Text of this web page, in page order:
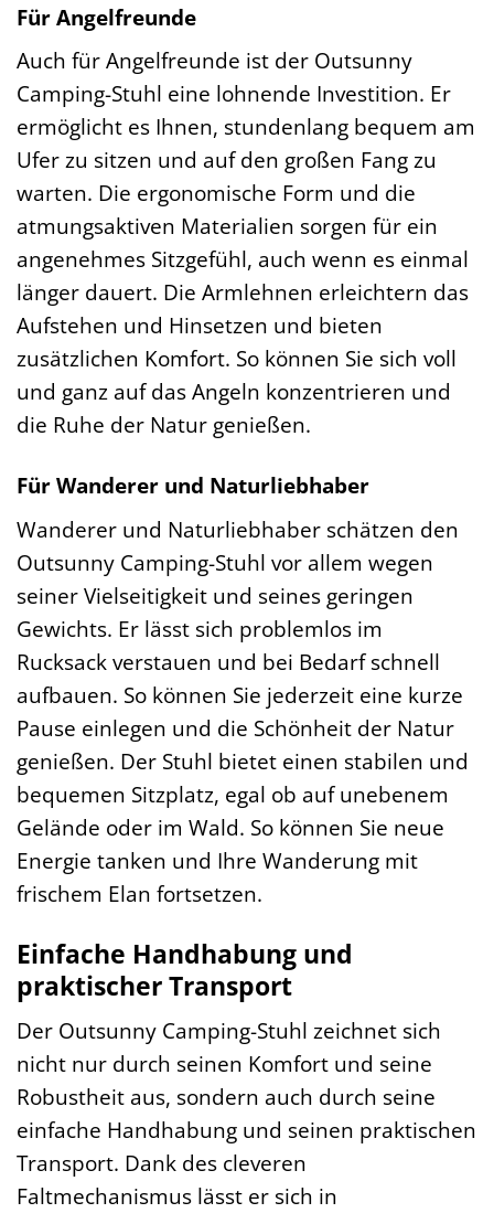
Für Angelfreunde
Auch für Angelfreunde ist der Outsunny
Camping-Stuhl eine lohnende Investition. Er
ermöglicht es Ihnen, stundenlang bequem am
Ufer zu sitzen und auf den großen Fang zu
warten. Die ergonomische Form und die
atmungsaktiven Materialien sorgen für ein
angenehmes Sitzgefühl, auch wenn es einmal
länger dauert. Die Armlehnen erleichtern das
Aufstehen und Hinsetzen und bieten
zusätzlichen Komfort. So können Sie sich voll
und ganz auf das Angeln konzentrieren und
die Ruhe der Natur genießen.
Für Wanderer und Naturliebhaber
Wanderer und Naturliebhaber schätzen den
Outsunny Camping-Stuhl vor allem wegen
seiner Vielseitigkeit und seines geringen
Gewichts. Er lässt sich problemlos im
Rucksack verstauen und bei Bedarf schnell
aufbauen. So können Sie jederzeit eine kurze
Pause einlegen und die Schönheit der Natur
genießen. Der Stuhl bietet einen stabilen und
bequemen Sitzplatz, egal ob auf unebenem
Gelände oder im Wald. So können Sie neue
Energie tanken und Ihre Wanderung mit
frischem Elan fortsetzen.
Einfache Handhabung und
praktischer Transport
Der Outsunny Camping-Stuhl zeichnet sich
nicht nur durch seinen Komfort und seine
Robustheit aus, sondern auch durch seine
einfache Handhabung und seinen praktischen
Transport. Dank des cleveren
Faltmechanismus lässt er sich in